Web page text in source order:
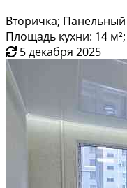
Вторичка;
Площадь кухни: 14
5 декабря 2025